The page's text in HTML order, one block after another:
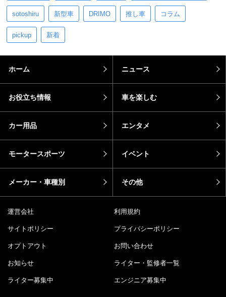
sotoshiru 新型車 DRIMO 推し車 コラム
pickup 新着
ホーム ニュース
お役立ち情報 車を楽しむ
カー用品 エンタメ
モータースポーツ イベント
メーカー・車種別 その他
運営会社 利用規約
サイトポリシー プライバシーポリシー
オプトアウト お問い合わせ
お知らせ ライター・監修者一覧
ライター募集中 エンジニア募集中